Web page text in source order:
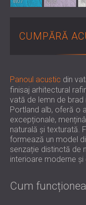
SOLUȚII DE
PENTRU
PENTRU
CUMPĂRĂ
Panoul acustic din
finisaj arhitectural
vată de lemn de
Portland alb, oferă o
excepționale,
naturală și texturată.
formează un model
senzație distinctă de
interioare moderne și
Cum